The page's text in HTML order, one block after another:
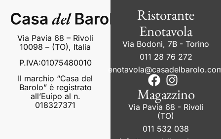
Via Pavia 68 – Rivoli
10098 – (TO), Italia
P.IVA:01075480010
Il marchio “Casa del
Barolo” è registrato
all’Euipo al n.
018327371
Ristorante
Enotavola
Via Bodoni, 7B - Torino
011 28 76 272
Magazzino
Via Pavia 68 - Rivoli
(TO)
011 532 038